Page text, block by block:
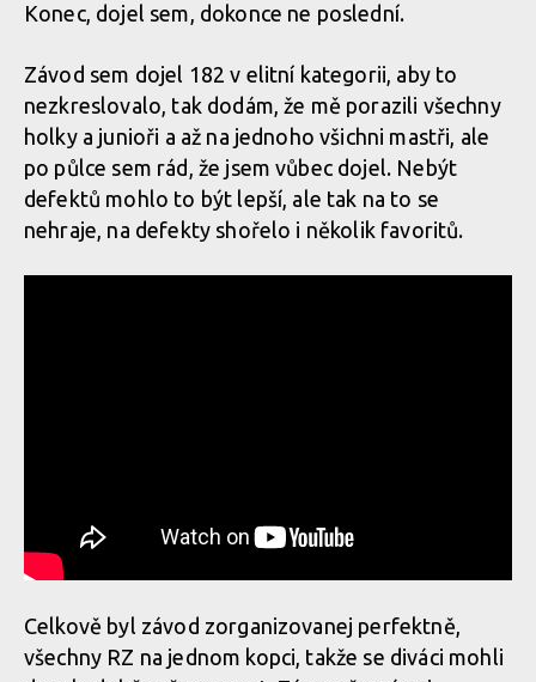
Konec, dojel sem, dokonce ne poslední.
Závod sem dojel 182 v elitní kategorii, aby to
nezkreslovalo, tak dodám, že mě porazili všechny
holky a junioři a až na jednoho všichni mastři, ale
po půlce sem rád, že jsem vůbec dojel. Nebýt
defektů mohlo to být lepší, ale tak na to se
nehraje, na defekty shořelo i několik favoritů.
Celkově byl závod zorganizovanej perfektně,
všechny RZ na jednom kopci, takže se diváci mohli